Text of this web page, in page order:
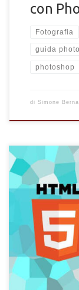
con
Fotografia
guida
photoshop
di Simone
In questo
attributi che
occupa della
all’interno di
sito web aiuta
contenuto
interazioni, […]